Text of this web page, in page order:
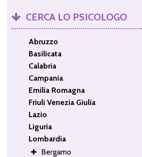
CERCA LO PSICOLOGO
Abruzzo
Basilicata
Calabria
Campania
Emilia Romagna
Friuli Venezia Giulia
Lazio
Liguria
Lombardia
Bergamo